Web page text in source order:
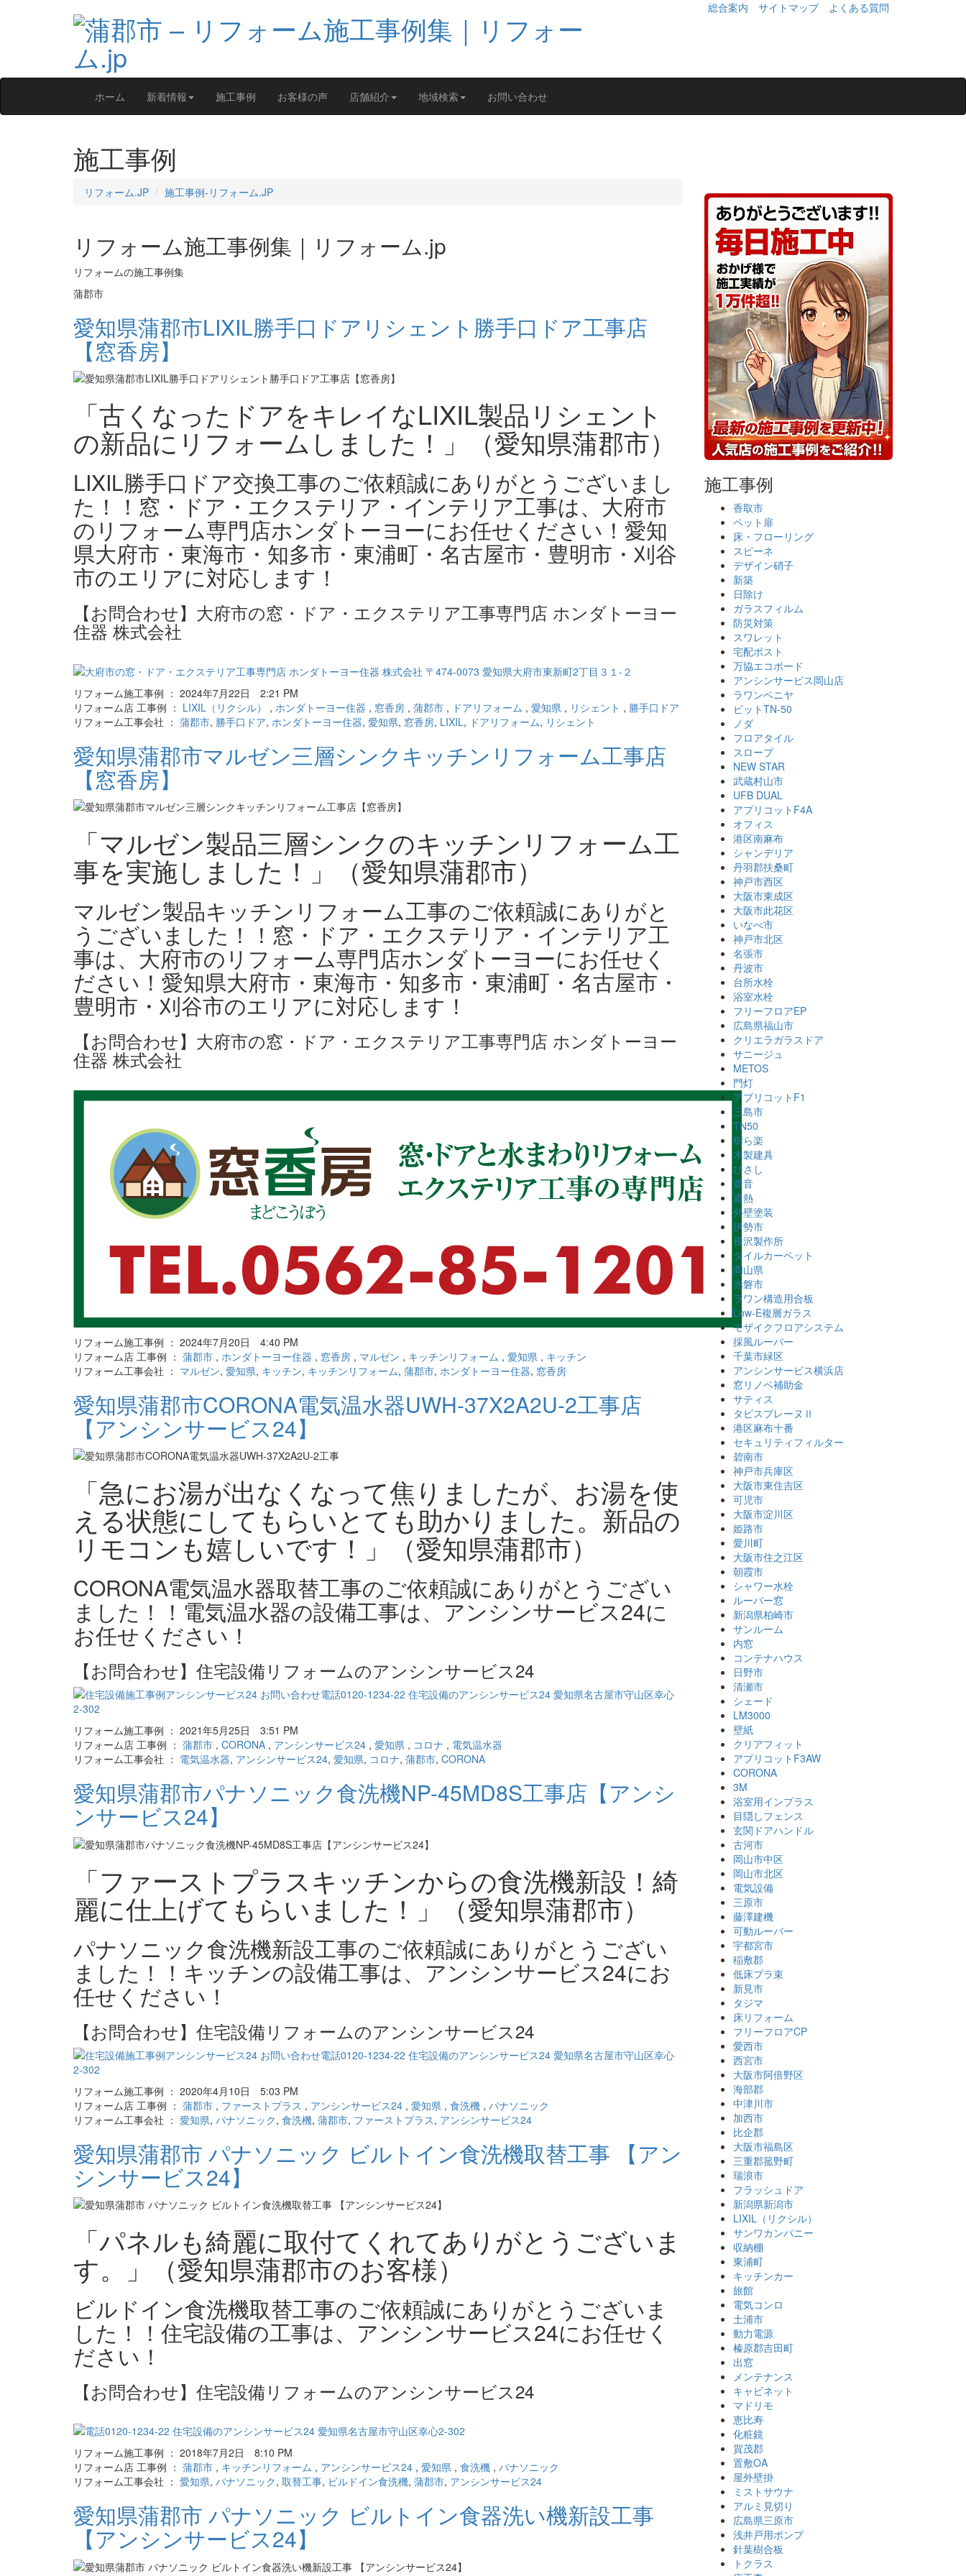
総合案内 サイトマップ よくある質問
ホーム 新着情報 施工事例 お客様の声 店舗紹介 地域検索 お問い合わせ
施工事例
リフォーム.JP 施工事例‐リフォーム.JP
リフォーム施工事例集｜リフォーム.jp
リフォームの施工事例集
蒲郡市
愛知県蒲郡市LIXIL勝手口ドアリシェント勝手口ドア工事店
【窓香房】
「古くなったドアをキレイなLIXIL製品リシェント
の新品にリフォームしました！」（愛知県蒲郡市）
LIXIL勝手口ドア交換工事のご依頼誠にありがとうございまし
た！！窓・ドア・エクステリア・インテリア工事は、大府市
のリフォーム専門店ホンダトーヨーにお任せください！愛知
県大府市・東海市・知多市・東浦町・名古屋市・豊明市・刈谷
市のエリアに対応します！
【お問合わせ】大府市の窓・ドア・エクステリア工事専門店 ホンダトーヨー
住器 株式会社
リフォーム施工事例 ： 2024年7月22日 2:21 PM
リフォーム店 工事例 ： LIXIL（リクシル） , ホンダトーヨー住器 , 窓香房 , 蒲郡市 , ドアリフォーム , 愛知県 , リシェント , 勝手口ドア
リフォーム工事会社 ： 蒲郡市, 勝手口ドア, ホンダトーヨー住器, 愛知県, 窓香房, LIXIL, ドアリフォーム, リシェント
愛知県蒲郡市マルゼン三層シンクキッチンリフォーム工事店
【窓香房】
「マルゼン製品三層シンクのキッチンリフォーム工
事を実施しました！」（愛知県蒲郡市）
マルゼン製品キッチンリフォーム工事のご依頼誠にありがと
うございました！！窓・ドア・エクステリア・インテリア工
事は、大府市のリフォーム専門店ホンダトーヨーにお任せく
ださい！愛知県大府市・東海市・知多市・東浦町・名古屋市・
豊明市・刈谷市のエリアに対応します！
【お問合わせ】大府市の窓・ドア・エクステリア工事専門店 ホンダトーヨー
住器 株式会社
リフォーム施工事例 ： 2024年7月20日 4:40 PM
リフォーム店 工事例 ： 蒲郡市 , ホンダトーヨー住器 , 窓香房 , マルゼン , キッチンリフォーム , 愛知県 , キッチン
リフォーム工事会社 ： マルゼン, 愛知県, キッチン, キッチンリフォーム, 蒲郡市, ホンダトーヨー住器, 窓香房
愛知県蒲郡市CORONA電気温水器UWH-37X2A2U-2工事店
【アンシンサービス24】
「急にお湯が出なくなって焦りましたが、お湯を使
える状態にしてもらいとても助かりました。新品の
リモコンも嬉しいです！」（愛知県蒲郡市）
CORONA電気温水器取替工事のご依頼誠にありがとうござい
ました！！電気温水器の設備工事は、アンシンサービス24に
お任せください！
【お問合わせ】住宅設備リフォームのアンシンサービス24
リフォーム施工事例 ： 2021年5月25日 3:51 PM
リフォーム店 工事例 ： 蒲郡市 , CORONA , アンシンサービス24 , 愛知県 , コロナ , 電気温水器
リフォーム工事会社 ： 電気温水器, アンシンサービス24, 愛知県, コロナ, 蒲郡市, CORONA
愛知県蒲郡市パナソニック食洗機NP-45MD8S工事店【アンシ
ンサービス24】
「ファーストプラスキッチンからの食洗機新設！綺
麗に仕上げてもらいました！」（愛知県蒲郡市）
パナソニック食洗機新設工事のご依頼誠にありがとうござい
ました！！キッチンの設備工事は、アンシンサービス24にお
任せください！
【お問合わせ】住宅設備リフォームのアンシンサービス24
リフォーム施工事例 ： 2020年4月10日 5:03 PM
リフォーム店 工事例 ： 蒲郡市 , ファーストプラス , アンシンサービス24 , 愛知県 , 食洗機 , パナソニック
リフォーム工事会社 ： 愛知県, パナソニック, 食洗機, 蒲郡市, ファーストプラス, アンシンサービス24
愛知県蒲郡市 パナソニック ビルトイン食洗機取替工事 【アン
シンサービス24】
「パネルも綺麗に取付てくれてありがとうございま
す。」（愛知県蒲郡市のお客様）
ビルドイン食洗機取替工事のご依頼誠にありがとうございま
した！！住宅設備の工事は、アンシンサービス24にお任せく
ださい！
【お問合わせ】住宅設備リフォームのアンシンサービス24
リフォーム施工事例 ： 2018年7月2日 8:10 PM
リフォーム店 工事例 ： 蒲郡市 , キッチンリフォーム , アンシンサービス24 , 愛知県 , 食洗機 , パナソニック
リフォーム工事会社 ： 愛知県, パナソニック, 取替工事, ビルドイン食洗機, 蒲郡市, アンシンサービス24
愛知県蒲郡市 パナソニック ビルトイン食器洗い機新設工事
【アンシンサービス24】
施工事例
香取市
ペット扉
床・フローリング
スピーネ
デザイン硝子
新築
日除け
ガラスフィルム
防災対策
スワレット
宅配ポスト
万協エコボード
アンシンサービス岡山店
ラワンベニヤ
ピットTN-50
ノダ
フロアタイル
スロープ
NEW STAR
武蔵村山市
UFB DUAL
アプリコットF4A
オフィス
港区南麻布
シャンデリア
丹羽郡扶桑町
神戸市西区
大阪市東成区
大阪市此花区
いなべ市
神戸市北区
名張市
丹波市
台所水栓
浴室水栓
フリーフロアEP
広島県福山市
クリエラガラスドア
サニージュ
METOS
門灯
アプリコットF1
三島市
TN50
樹ら楽
木製建具
ひさし
遮音
遮熱
外壁塗装
伊勢市
長沢製作所
タイルカーペット
岡山県
赤磐市
ラワン構造用合板
Low-E複層ガラス
モザイクフロアシステム
採風ルーバー
千葉市緑区
アンシンサービス横浜店
窓リノベ補助金
サティス
タビスプレーヌⅡ
港区麻布十番
セキュリティフィルター
碧南市
神戸市兵庫区
大阪市東住吉区
可児市
大阪市淀川区
姫路市
愛川町
大阪市住之江区
朝霞市
シャワー水栓
ルーバー窓
新潟県柏崎市
サンルーム
内窓
コンテナハウス
日野市
清瀬市
シェード
LM3000
壁紙
クリアフィット
アプリコットF3AW
CORONA
3M
浴室用インプラス
目隠しフェンス
玄関ドアハンドル
古河市
岡山市中区
岡山市北区
電気設備
三原市
藤澤建機
可動ルーバー
宇都宮市
稲敷郡
低床プラ束
新見市
タジマ
床リフォーム
フリーフロアCP
愛西市
西宮市
大阪市阿倍野区
海部郡
中津川市
加西市
比企郡
大阪市福島区
三重郡菰野町
瑞浪市
フラッシュドア
新潟県新潟市
LIXIL（リクシル）
サンワカンパニー
収納棚
東浦町
キッチンカー
旅館
電気コンロ
土浦市
動力電源
榛原郡吉田町
出窓
メンテナンス
キャビネット
マドリモ
恵比寿
化粧鏡
賀茂郡
置敷OA
屋外壁掛
ミストサウナ
アルミ見切り
広島県三原市
浅井戸用ポンプ
針葉樹合板
トクラス